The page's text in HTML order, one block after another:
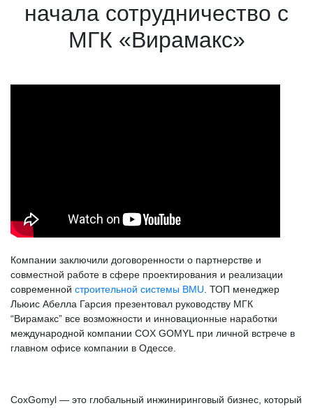
начала сотрудничество с
МГК «Вирамакс»
Компании заключили договоренности о партнерстве и
совместной работе в сфере проектирования и реализации
современной строительной системы BMU . ТОП менеджер
Льюис Абелла Гарсия презентовал руководству МГК
“Вирамакс” все возможности и инновационные наработки
международной компании COX GOMYL при личной встрече в
главном офисе компании в Одессе.
CoxGomyl — это глобальный инжиниринговый бизнес, который